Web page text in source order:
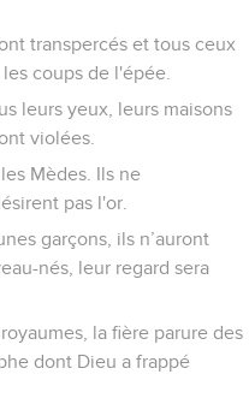
transpercés et tous ceux
coups de l'épée.
leurs yeux, leurs maisons
violées.
Mèdes. Ils ne
pas l'or.
garçons, ils n’auront
nés, leur regard sera
la fière parure des
dont Dieu a frappé